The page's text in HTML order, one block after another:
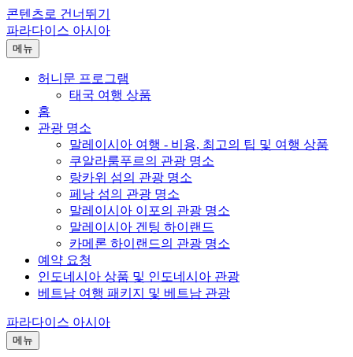
콘텐츠로 건너뛰기
파라다이스 아시아
메뉴
허니문 프로그램
태국 여행 상품
홈
관광 명소
말레이시아 여행 - 비용, 최고의 팁 및 여행 상품
쿠알라룸푸르의 관광 명소
랑카위 섬의 관광 명소
페낭 섬의 관광 명소
말레이시아 이포의 관광 명소
말레이시아 겐팅 하이랜드
카메론 하이랜드의 관광 명소
예약 요청
인도네시아 상품 및 인도네시아 관광
베트남 여행 패키지 및 베트남 관광
파라다이스 아시아
메뉴